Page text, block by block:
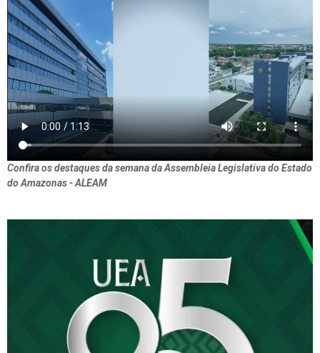
Confira os destaques da semana da Assembleia Legislativa do Estado
do Amazonas - ALEAM